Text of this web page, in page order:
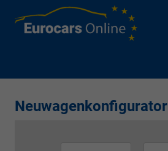
Neuwagenkonfigurator